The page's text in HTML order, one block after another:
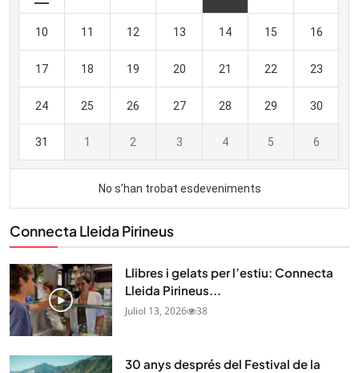
Connecta Lleida Pirineus
Llibres i gelats per l’estiu: Connecta
Lleida Pirineus...
Juliol 13, 2026 38
30 anys després del Festival de la